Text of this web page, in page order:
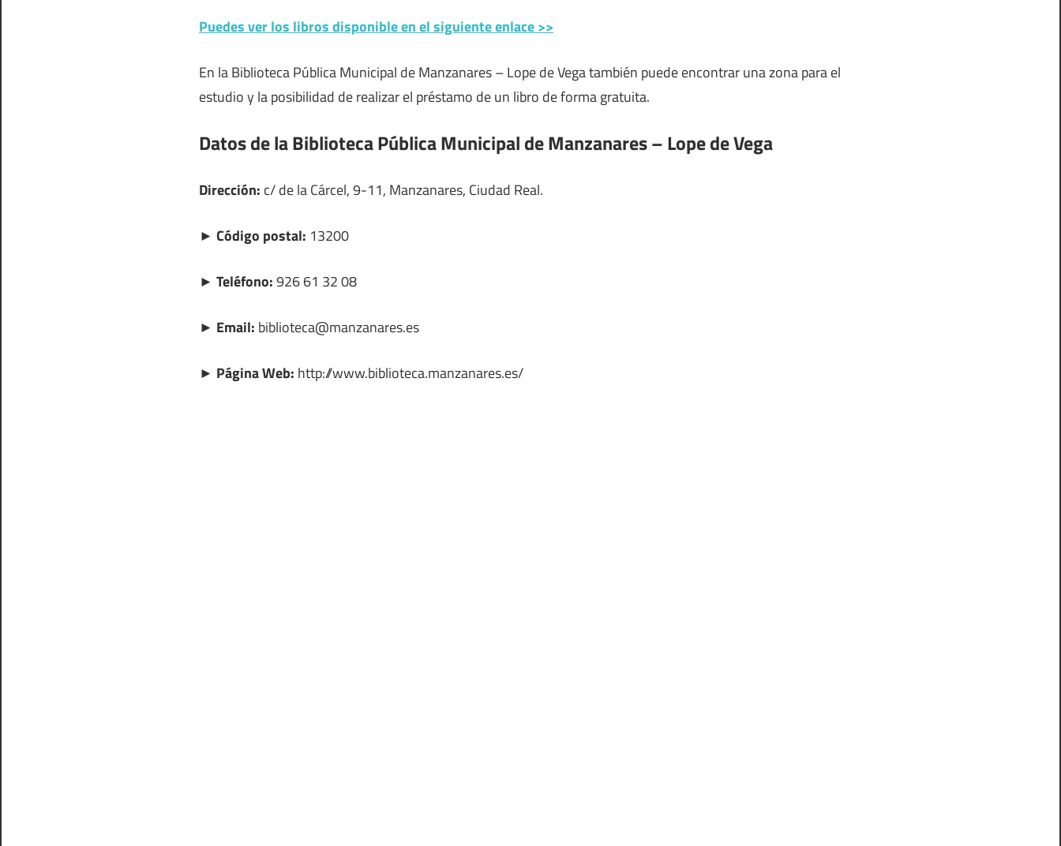
Puedes ver los libros disponible en el siguiente enlace >>
En la Biblioteca Pública Municipal de Manzanares – Lope de Vega también puede encontrar una zona para el
estudio y la posibilidad de realizar el préstamo de un libro de forma gratuita.
Datos de la Biblioteca Pública Municipal de Manzanares – Lope de Vega
Dirección: c/ de la Cárcel, 9-11, Manzanares, Ciudad Real.
► Código postal: 13200
► Teléfono:926 61 32 08
► Email: biblioteca@manzanares.es
► Página Web: http://www.biblioteca.manzanares.es/